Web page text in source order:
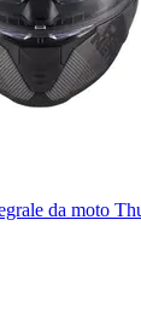
da moto